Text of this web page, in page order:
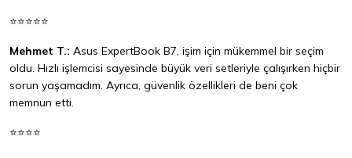
⭐⭐⭐⭐⭐
Mehmet T.: Asus ExpertBook B7, işim için mükemmel bir seçim
oldu. Hızlı işlemcisi sayesinde büyük veri setleriyle çalışırken hiçbir
sorun yaşamadım. Ayrıca, güvenlik özellikleri de beni çok
memnun etti.
⭐⭐⭐⭐